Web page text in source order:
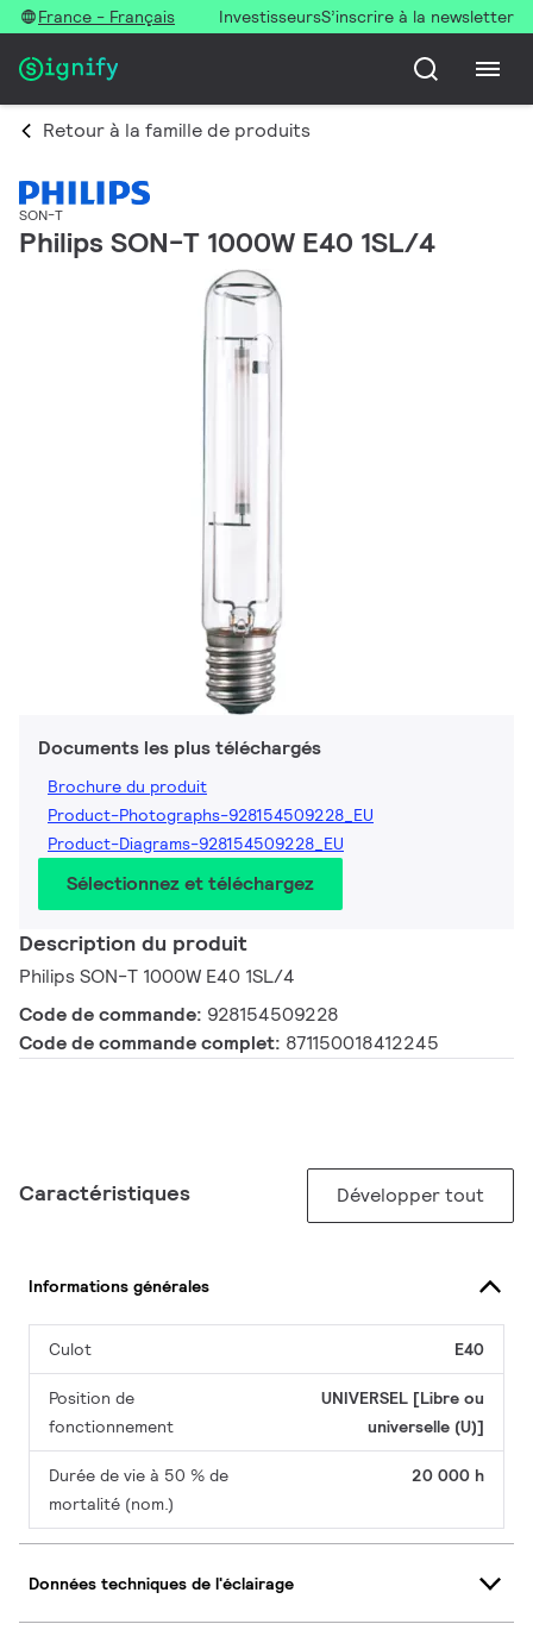
France - Français InvestisseursS’inscrire à la newsletter
Retour à la famille de produits
SON-T
Philips SON-T 1000W E40 1SL/4
Documents les plus téléchargés
Brochure du produit
Product-Photographs-928154509228_EU
Product-Diagrams-928154509228_EU
Sélectionnez et téléchargez
Description du produit
Philips SON-T 1000W E40 1SL/4
Code de commande: 928154509228
Code de commande complet: 871150018412245
Caractéristiques Développer tout
Informations générales
Culot E40
Position de
fonctionnement
UNIVERSEL [Libre ou
universelle (U)]
Durée de vie à 50 % de
mortalité (nom.)
20 000 h
Données techniques de l'éclairage